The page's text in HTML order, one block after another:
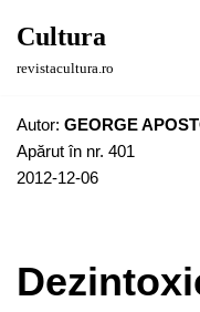
Sari
Cultura
revistacultura.ro
Autor: GEORGE
Apărut în nr. 401
2012-12-06